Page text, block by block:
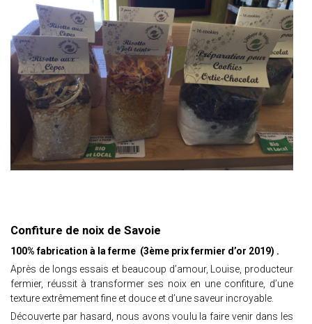
Confiture de noix de Savoie
100% fabrication à la ferme (3ème prix fermier d’or 2019) .
Après de longs essais et beaucoup d’amour, Louise, producteur
fermier, réussit à transformer ses noix en une confiture, d’une
texture extrêmement fine et douce et d’une saveur incroyable.
Découverte par hasard, nous avons voulu la faire venir dans les